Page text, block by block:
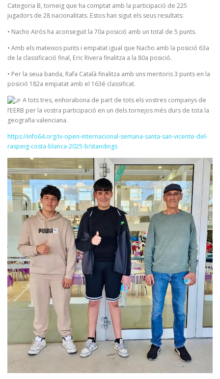
Categoria B, torneig que ha comptat amb la participació de 225
jugadors de 28 nacionalitats. Estos han sigut els seus resultats:
• Nacho Airós ha aconseguit la 70a posició amb un total de 5 punts.
• Amb els mateixos punts i empatat igual que Nacho amb la posició 63a
de la classificació final, Eric Rivera finalitza a la 80a posició.
• Per la seua banda, Rafa Català finalitza amb uns meritoris 3 punts en la
posició 182a empatat amb el 163é classificat.
A tots tres, enhorabona de part de tots els vostres companys de
l’EERB per la vostra participació en un dels tornejos més durs de tota la
geografia valenciana.
https://info64.org/ix-open-internacional-semana-santa-san-vicente-del-
raspeig-costa-blanca-2025-b/standings